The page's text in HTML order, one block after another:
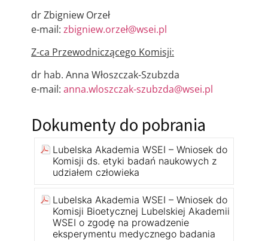
dr Zbigniew Orzeł
e-mail:zbigniew.orzeł@wsei.pl
Z-ca Przewodniczącego Komisji:
dr hab. Anna Włoszczak-Szubzda
e-mail:anna.wloszczak-szubzda@wsei.pl
Dokumenty do pobrania
Lubelska Akademia WSEI – Wniosek do
Komisji ds. etyki badań naukowych z
udziałem człowieka
Lubelska Akademia WSEI – Wniosek do
Komisji Bioetycznej Lubelskiej Akademii
WSEI o zgodę na prowadzenie
eksperymentu medycznego badania